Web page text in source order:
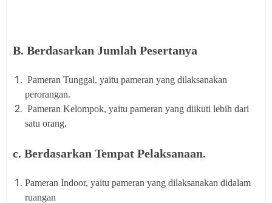
B. Berdasarkan Jumlah Pesertanya
Pameran Tunggal, yaitu pameran yang dilaksanakan
perorangan.
Pameran Kelompok, yaitu pameran yang diikuti lebih dari
satu orang.
c. Berdasarkan Tempat Pelaksanaan.
Pameran Indoor, yaitu pameran yang dilaksanakan didalam
ruangan